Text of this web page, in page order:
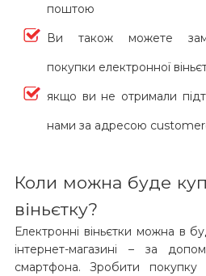
поштою
Ви також можете
покупки електронної
якщо ви не отримали
нами за адресою
Коли можна буде
віньєтку?
Електронні віньєтки можна в
інтернет-магазині – за
смартфона. Зробити покупку